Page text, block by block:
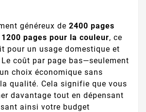
généreux de 2400 pages
1200 pages pour la couleur, ce
pour un usage domestique et
coût par page bas—seulement
choix économique sans
qualité. Cela signifie que vous
davantage tout en dépensant
ainsi votre budget